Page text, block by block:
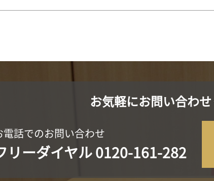
善することによって、常に最良の状態を維持します。
お気軽にお問い合わ
電話でのお問い合わせ
リーダイヤル0120-161-282